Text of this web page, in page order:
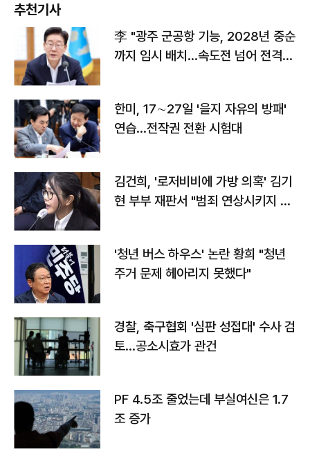
추천기사
李 "광주 군공항 기능, 2028년 중순
까지 임시 배치…속도전 넘어 전격
한미, 17∼27일 '을지 자유의 방패'
연습…전작권 전환 시험대
김건희, '로저비비에 가방 의혹' 김기
현 부부 재판서 "범죄 연상시키지 말
'청년 버스 하우스' 논란 황희 "청년
주거 문제 헤아리지 못했다"
경찰, 축구협회 '심판 성접대' 수사 검
토…공소시효가 관건
PF 4.5조 줄었는데 부실여신은 1.7
조 증가